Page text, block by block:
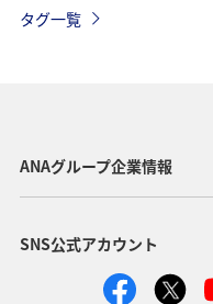
タグ一覧
ANAグループ企業情報
SNS公式アカウント